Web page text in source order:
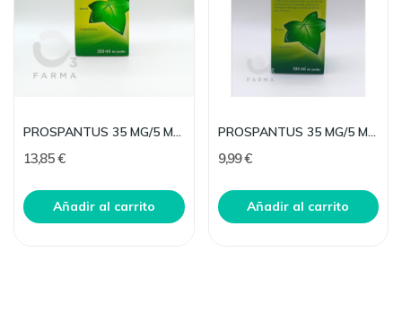
PROSPANTUS 35 MG/5 ML JARABE 200 ML
13,85 €
Añadir al carrito
PROSPANTUS 35 MG/5 ML JARABE 100 ML
9,99 €
Añadir al carrito